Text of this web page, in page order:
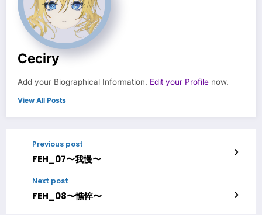
Ceciry
Add your Biographical Information. Edit your Profile now.
View All Posts
Previous post
FEH_07〜我慢〜
Next post
FEH_08〜憔悴〜